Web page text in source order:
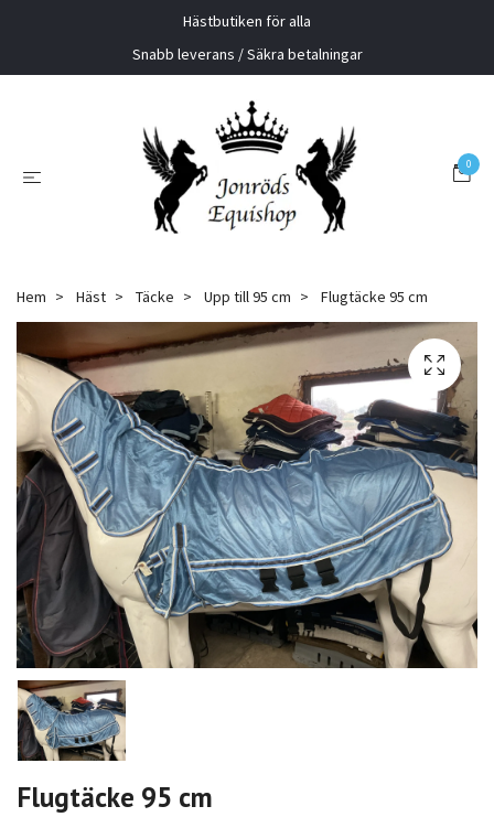
Hästbutiken för alla
Snabb leverans / Säkra betalningar
0
Hem Häst Täcke Upp till 95 cm Flugtäcke 95 cm
Flugtäcke 95 cm